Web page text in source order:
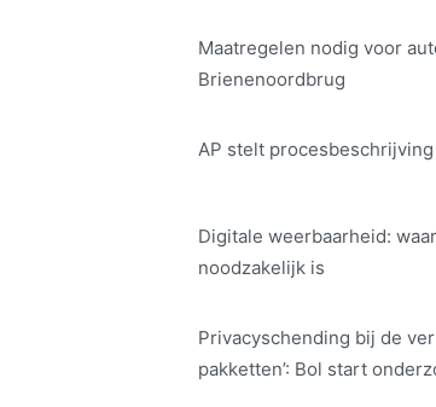
Maatregelen nodig voor
Brienenoordbrug
AP stelt
Digitale weerbaarheid:
noodzakelijk is
Privacyschending bij de
pakketten’: Bol start